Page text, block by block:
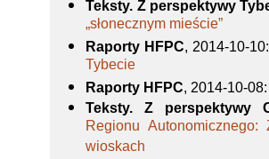
Teksty. Z perspektywy
„słonecznym mieście”
Raporty HFPC, 2014-10-10
Tybecie
Raporty HFPC, 2014-10-08
Teksty. Z perspektywy
Regionu
wioskach